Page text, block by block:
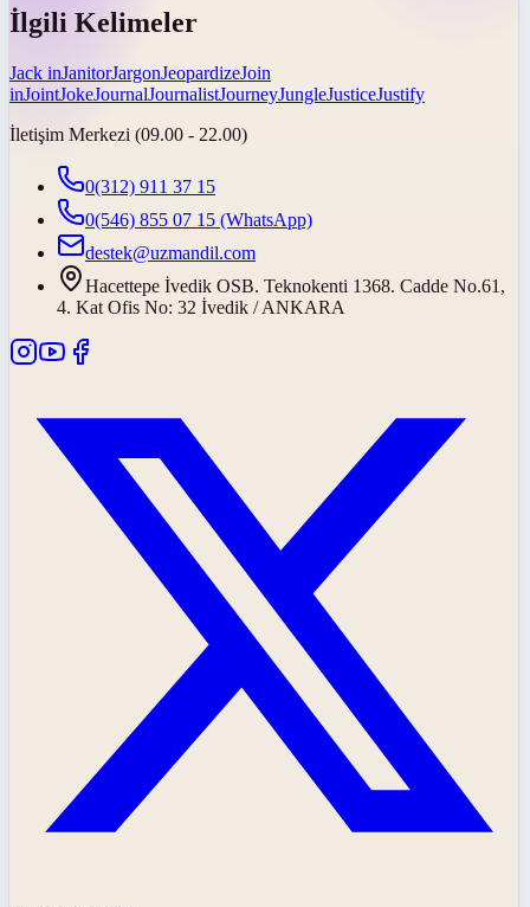
İlgili Kelimeler
Jack inJanitorJargonJeopardizeJoin
inJointJokeJournalJournalistJourneyJungleJusticeJustify
İletişim Merkezi (09.00 - 22.00)
0(312) 911 37 15
0(546) 855 07 15 (WhatsApp)
destek@uzmandil.com
Hacettepe İvedik OSB. Teknokenti 1368. Cadde No.61,
4. Kat Ofis No: 32 İvedik / ANKARA